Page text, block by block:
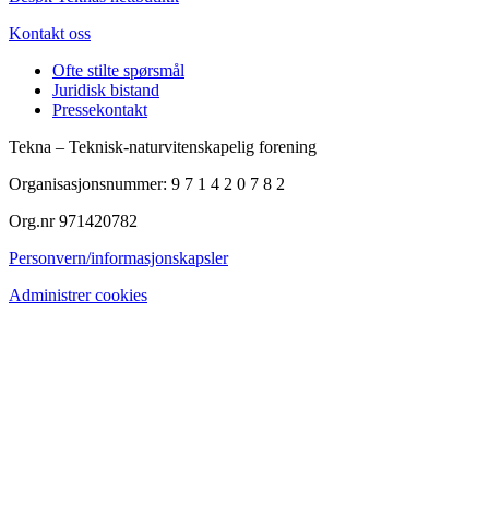
Kontakt oss
Ofte stilte spørsmål
Juridisk bistand
Pressekontakt
Tekna – Teknisk-naturvitenskapelig forening
Organisasjonsnummer: 9 7 1 4 2 0 7 8 2
Org.nr 971420782
Personvern/informasjonskapsler
Administrer cookies